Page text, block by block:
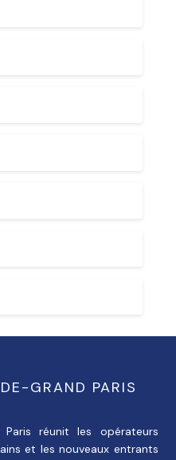
GRAND PARIS
réunit les opérateurs
et les nouveaux entrants